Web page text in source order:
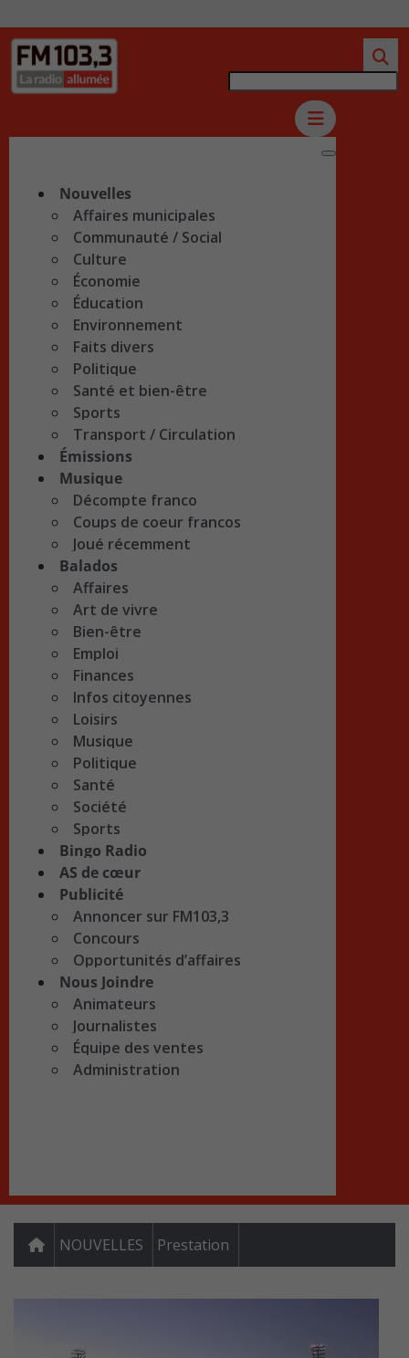
Nouvelles
Affaires municipales
Communauté / Social
Culture
Économie
Éducation
Environnement
Faits divers
Politique
Santé et bien-être
Sports
Transport / Circulation
Émissions
Musique
Décompte franco
Coups de coeur francos
Joué récemment
Balados
Affaires
Art de vivre
Bien-être
Emploi
Finances
Infos citoyennes
Loisirs
Musique
Politique
Santé
Société
Sports
Bingo Radio
AS de cœur
Publicité
Annoncer sur FM103,3
Concours
Opportunités d’affaires
Nous Joindre
Animateurs
Journalistes
Équipe des ventes
Administration
NOUVELLES Prestation